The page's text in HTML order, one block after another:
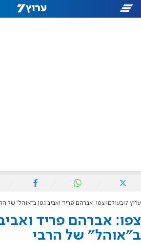
ערוץ 7 בעולם צפו: אברהם פריד ואביב גפן ב"אוהל" של
צפו: אברהם פריד
ב"אוהל" של הרבי